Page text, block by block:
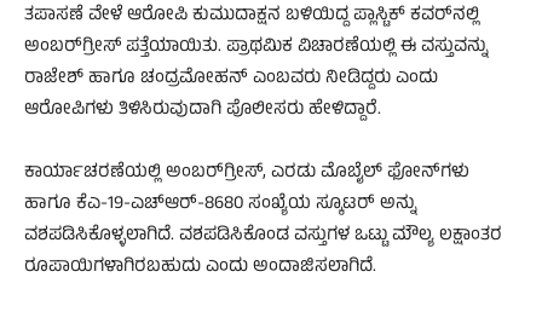
ತಪಾಸಣೆ ವೇಳೆ ಆರೋಪಿ ಕುಮುದಾಕ್ಷನ ಬಳಿಯಿದ್ದ ಪ್ಲಾಸ್ಟಿಕ್ ಕವರ್‌ನಲ್ಲಿ
ಅಂಬರ್‌ಗ್ರೀಸ್ ಪತ್ತೆಯಾಯಿತು. ಪ್ರಾಥಮಿಕ ವಿಚಾರಣೆಯಲ್ಲಿ ಈ ವಸ್ತುವನ್ನು
ರಾಜೇಶ್ ಹಾಗೂ ಚಂದ್ರಮೋಹನ್ ಎಂಬವರು ನೀಡಿದ್ದರು ಎಂದು
ಆರೋಪಿಗಳು ತಿಳಿಸಿರುವುದಾಗಿ ಪೊಲೀಸರು ಹೇಳಿದ್ದಾರೆ.
ಕಾರ್ಯಾಚರಣೆಯಲ್ಲಿ ಅಂಬರ್‌ಗ್ರೀಸ್‌, ಎರಡು ಮೊಬೈಲ್ ಫೋನ್‌ಗಳು
ಹಾಗೂ ಕೆಎ-19-ಎಚ್‌ಆರ್-8680 ಸಂಖ್ಯೆಯ ಸ್ಕೂಟರ್ ಅನ್ನು
ವಶಪಡಿಸಿಕೊಳ್ಳಲಾಗಿದೆ. ವಶಪಡಿಸಿಕೊಂಡ ವಸ್ತುಗಳ ಒಟ್ಟು ಮೌಲ್ಯ ಲಕ್ಷಾಂತರ
ರೂಪಾಯಿಗಳಾಗಿರಬಹುದು ಎಂದು ಅಂದಾಜಿಸಲಾಗಿದೆ.